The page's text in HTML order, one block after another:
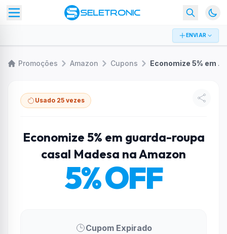
ENVIAR
Promoções Amazon Cupons Economize 5% em guarda-roupa casal Madesa na Amazon
Usado 25 vezes
Economize 5% em guarda-roupa
casal Madesa na Amazon
5% OFF
Cupom Expirado